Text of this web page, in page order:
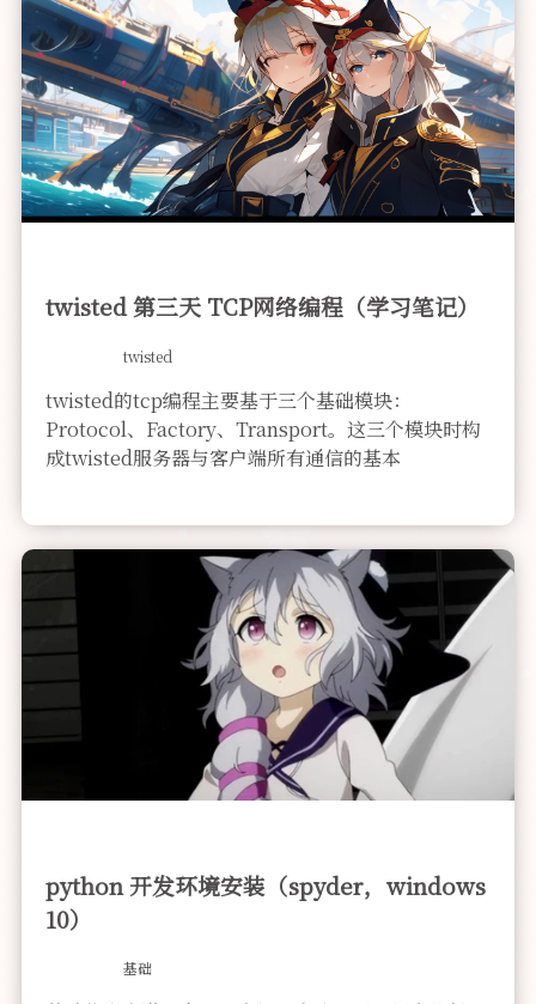
twisted 第三天 TCP网络编程（学习笔记）
twisted
twisted的tcp编程主要基于三个基础模块：
Protocol、Factory、Transport。这三个模块时构
成twisted服务器与客户端所有通信的基本
python 开发环境安装（spyder，windows
10）
基础